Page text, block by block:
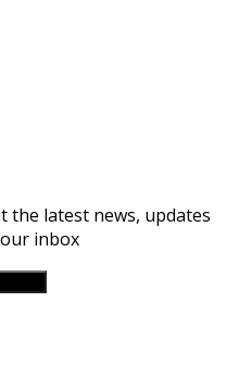
the latest news, updates
inbox